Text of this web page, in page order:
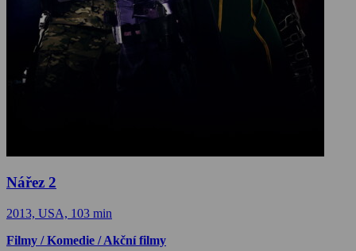
Nářez 2
2013, USA, 103 min
Filmy / Komedie / Akční filmy